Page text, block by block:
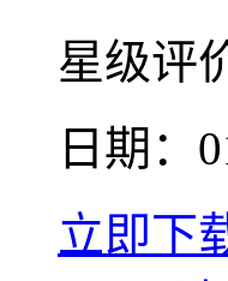
星级评
日期：
立即下